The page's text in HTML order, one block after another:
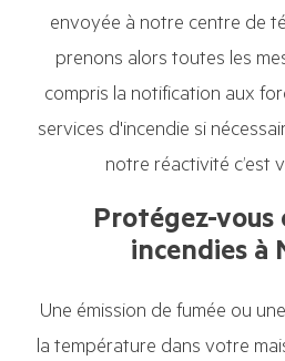
envoyée à notre centre de
prenons alors toutes les
compris la notification aux
services d'incendie si
notre réactivité c’est
Protégez-vous
incendies à
Une émission de fumée ou
la température dans votre